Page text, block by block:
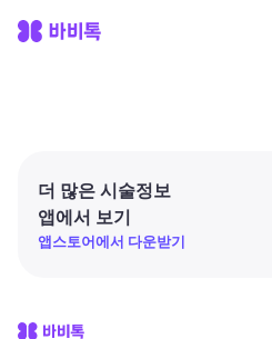
더 많은 시술정보
앱에서 보기
앱스토어에서 다운받기